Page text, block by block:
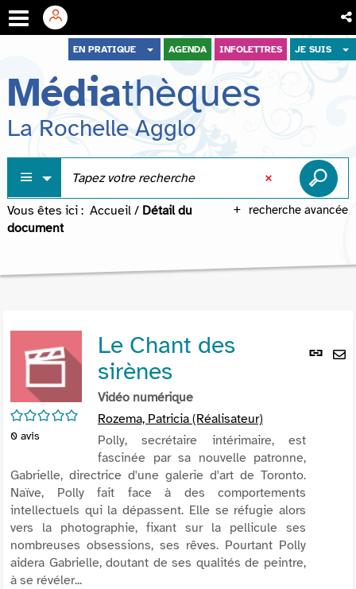
menu
contenu
recherche
EN PRATIQUE AGENDA INFOLETTRES JE SUIS
Médiathèques
La Rochelle Agglo
recherche avancée
Vous êtes ici : Accueil / Détail du
document
Lien
/5
0 avis
Le Chant des
sirènes
Vidéo numérique
Rozema, Patricia (Réalisateur)
Polly, secrétaire intérimaire, est
fascinée par sa nouvelle patronne,
Gabrielle, directrice d'une galerie d'art de Toronto.
Naïve, Polly fait face à des comportements
intellectuels qui la dépassent. Elle se réfugie alors
vers la photographie, fixant sur la pellicule ses
nombreuses obsessions, ses rêves. Pourtant Polly
aidera Gabrielle, doutant de ses qualités de peintre,
à se révéler...